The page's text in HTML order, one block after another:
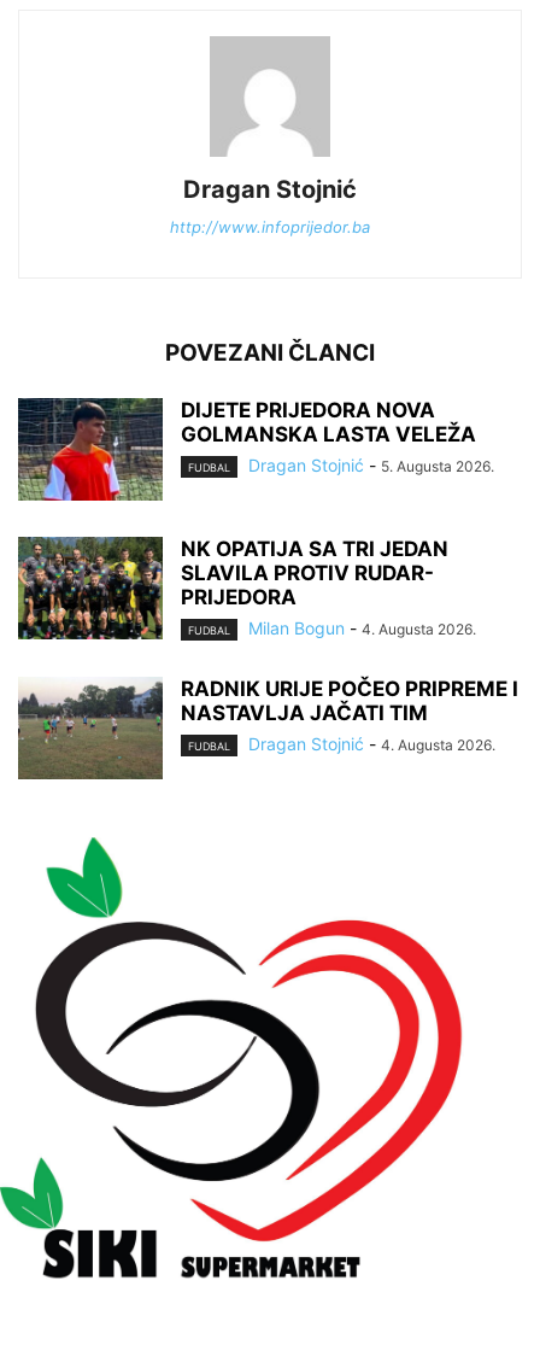
Dragan Stojnić
http://www.infoprijedor.ba
POVEZANI ČLANCI
DIJETE PRIJEDORA NOVA
GOLMANSKA LASTA VELEŽA
FUDBAL Dragan Stojnić - 5. Augusta 2026.
NK OPATIJA SA TRI JEDAN
SLAVILA PROTIV RUDAR-
PRIJEDORA
FUDBAL Milan Bogun - 4. Augusta 2026.
RADNIK URIJE POČEO PRIPREME I
NASTAVLJA JAČATI TIM
FUDBAL Dragan Stojnić - 4. Augusta 2026.